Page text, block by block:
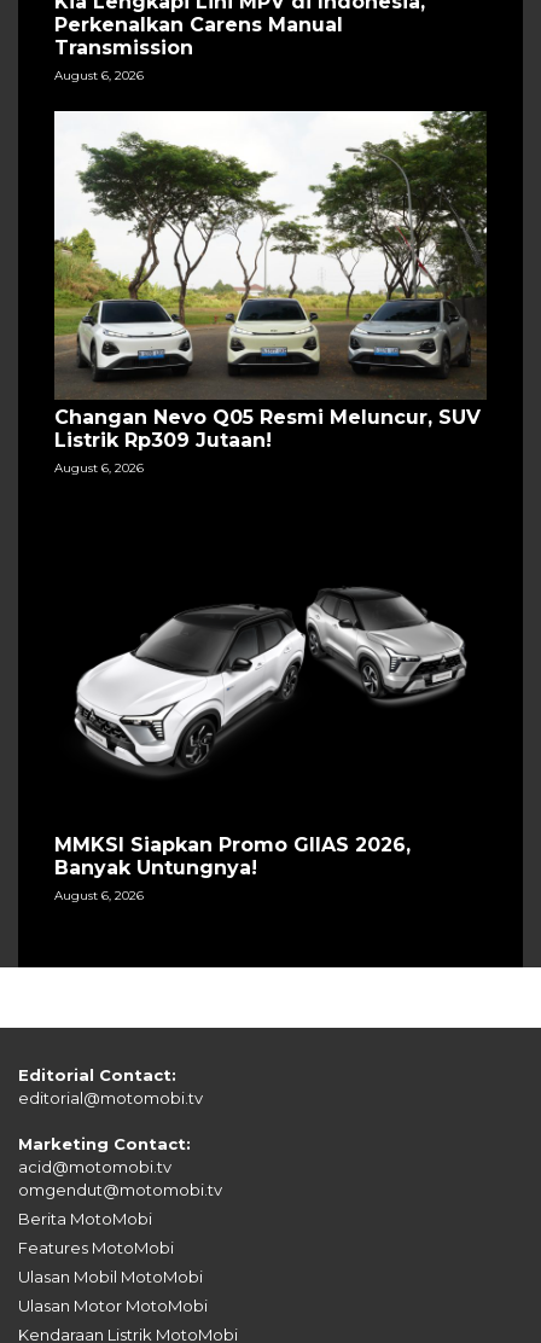
Perkenalkan Carens Manual
Transmission
August 6, 2026
Changan Nevo Q05 Resmi Meluncur, SUV
Listrik Rp309 Jutaan!
August 6, 2026
MMKSI Siapkan Promo GIIAS 2026,
Banyak Untungnya!
August 6, 2026
Editorial Contact:
editorial@motomobi.tv
Marketing Contact:
acid@motomobi.tv
omgendut@motomobi.tv
Berita MotoMobi
Features MotoMobi
Ulasan Mobil MotoMobi
Ulasan Motor MotoMobi
Kendaraan Listrik MotoMobi